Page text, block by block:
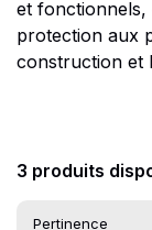
et
protection aux
construction et
3 produits